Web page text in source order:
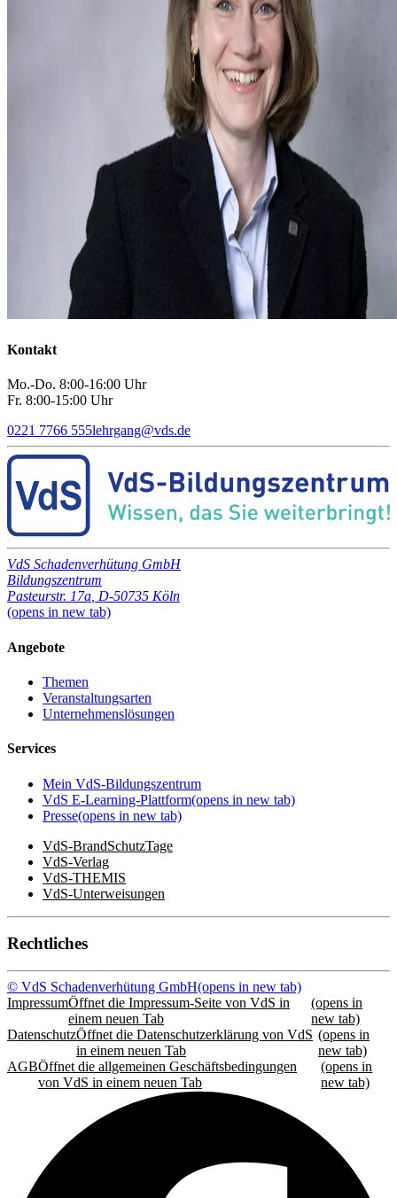
Kontakt
Mo.-Do. 8:00-16:00 Uhr
Fr. 8:00-15:00 Uhr
0221 7766 555lehrgang@vds.de
VdS Schadenverhütung GmbH
Bildungszentrum
Pasteurstr. 17a, D-50735 Köln
(opens in new tab)
Angebote
Themen
Veranstaltungsarten
Unternehmenslösungen
Services
Mein VdS-Bildungszentrum
VdS E-Learning-Plattform(opens in new tab)
Presse(opens in new tab)
VdS-BrandSchutzTage
VdS-Verlag
VdS-THEMIS
VdS-Unterweisungen
Rechtliches
© VdS Schadenverhütung GmbH(opens in new tab)
ImpressumÖffnet die Impressum-Seite von VdS in
einem neuen Tab
(opens in
new tab)
DatenschutzÖffnet die Datenschutzerklärung von VdS
in einem neuen Tab
(opens in
new tab)
AGBÖffnet die allgemeinen Geschäftsbedingungen
von VdS in einem neuen Tab
(opens in
new tab)